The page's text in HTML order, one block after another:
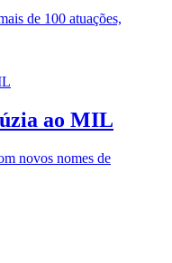
de 100 atuações,
ao MIL
novos nomes de